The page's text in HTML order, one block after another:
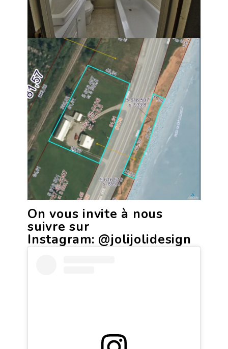
On vous invite à nous
suivre sur
Instagram: @jolijolidesign